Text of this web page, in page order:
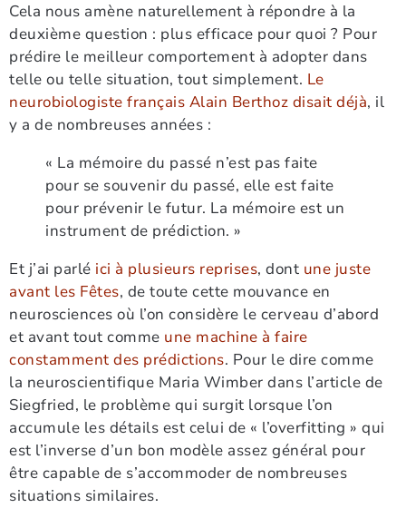
Cela nous amène naturellement à répondre à la
deuxième question : plus efficace pour quoi ? Pour
prédire le meilleur comportement à adopter dans
telle ou telle situation, tout simplement. Le
neurobiologiste français Alain Berthoz disait déjà, il
y a de nombreuses années :
« La mémoire du passé n’est pas faite
pour se souvenir du passé, elle est faite
pour prévenir le futur. La mémoire est un
instrument de prédiction. »
Et j’ai parlé ici à plusieurs reprises, dont une juste
avant les Fêtes, de toute cette mouvance en
neurosciences où l’on considère le cerveau d’abord
et avant tout comme une machine à faire
constamment des prédictions. Pour le dire comme
la neuroscientifique Maria Wimber dans l’article de
Siegfried, le problème qui surgit lorsque l’on
accumule les détails est celui de « l’overfitting » qui
est l’inverse d’un bon modèle assez général pour
être capable de s’accommoder de nombreuses
situations similaires.